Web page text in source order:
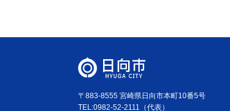
〒883-8555 宮崎県日向市本町10番5号
TEL:0982-52-2111（代表）